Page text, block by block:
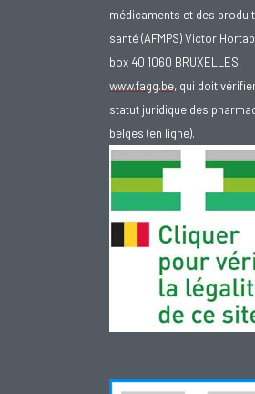
médicaments et des
santé (AFMPS) Victor
box 40 1060 BRUXELLES,
www.fagg.be, qui doit
statut juridique des
belges (en ligne).